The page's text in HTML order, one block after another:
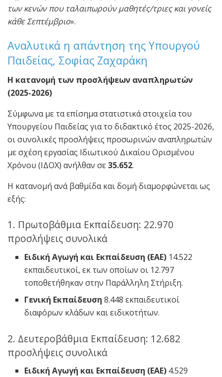
των κενών που ταλαιπωρούν μαθητές/τριες και γονείς
κάθε Σεπτέμβριο».
Αναλυτικά η απάντηση της Υπουργού
Παιδείας, Σοφίας Ζαχαράκη
Η κατανομή των προσλήψεων αναπληρωτών
(2025-2026)
Σύμφωνα με τα επίσημα στατιστικά στοιχεία του
Υπουργείου Παιδείας για το διδακτικό έτος 2025-2026,
οι συνολικές προσλήψεις προσωρινών αναπληρωτών
με σχέση εργασίας Ιδιωτικού Δικαίου Ορισμένου
Χρόνου (ΙΔΟΧ) ανήλθαν σε35.652.
Η κατανομή ανά βαθμίδα και δομή διαμορφώνεται ως
εξής:
1. Πρωτοβάθμια Εκπαίδευση: 22.970
προσλήψεις συνολικά
Ειδική Αγωγή και Εκπαίδευση (ΕΑΕ) 14.522
εκπαιδευτικοί, εκ των οποίων οι 12.797
τοποθετήθηκαν στην Παράλληλη Στήριξη.
Γενική Εκπαίδευση 8.448 εκπαιδευτικοί
διαφόρων κλάδων και ειδικοτήτων.
2. Δευτεροβάθμια Εκπαίδευση: 12.682
προσλήψεις συνολικά
Ειδική Αγωγή και Εκπαίδευση (ΕΑΕ) 4.529